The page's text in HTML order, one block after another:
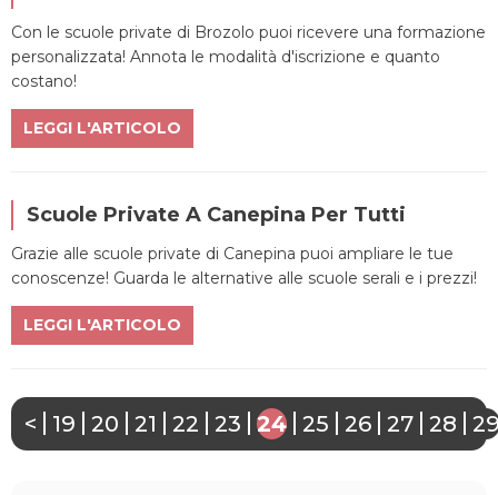
Con le scuole private di Brozolo puoi ricevere una formazione
personalizzata! Annota le modalità d'iscrizione e quanto
costano!
LEGGI L'ARTICOLO
Scuole Private A Canepina Per Tutti
Grazie alle scuole private di Canepina puoi ampliare le tue
conoscenze! Guarda le alternative alle scuole serali e i prezzi!
LEGGI L'ARTICOLO
< 19 20 21 22 23 24 25 26 27 28